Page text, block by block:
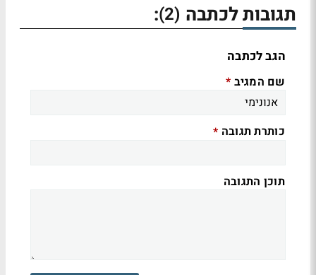
תגובות לכתבה (2)
:
הגב לכתבה
שם המגיב *
כותרת תגובה *
תוכן התגובה